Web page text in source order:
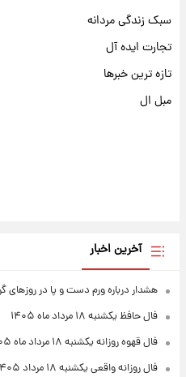
سبک زندگی مردانه
تجارت ایده آل
تازه ترین خبرها
مبل ال
آخرین اخبار
هشدار درباره ورم دست و پا در روزهای
فال حافظ یکشنبه ۱۸ مرداد ماه ۱۴۰۵
فال قهوه روزانه یکشنبه ۱۸ مرداد ماه ۱۴۰۵
فال روزانه واقعی یکشنبه ۱۸ مرداد ۱۴۰۵